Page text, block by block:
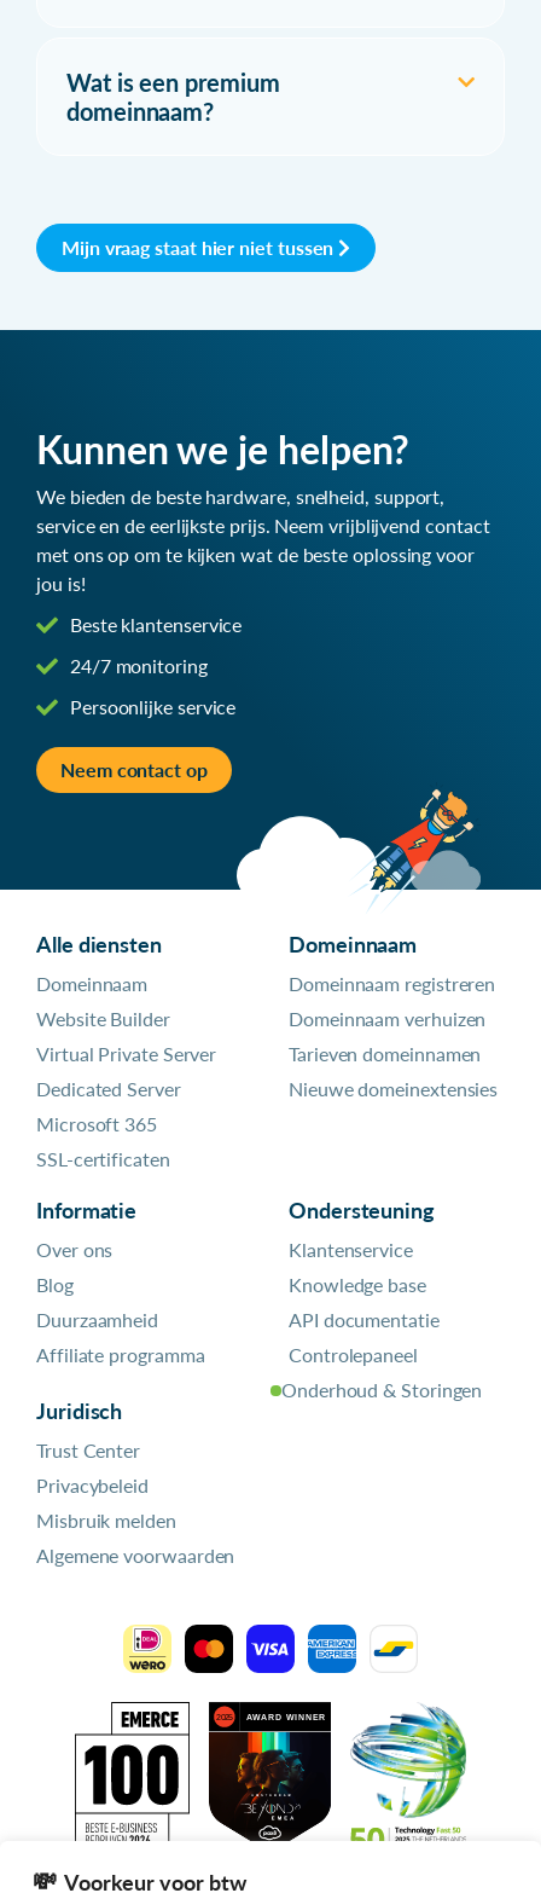
Wat is een premium
domeinnaam?
Mijn vraag staat hier niet tussen
Kunnen we je helpen?
We bieden de beste hardware, snelheid, support,
service en de eerlijkste prijs. Neem vrijblijvend contact
met ons op om te kijken wat de beste oplossing voor
jou is!
Beste klantenservice
24/7 monitoring
Persoonlijke service
Neem contact op
Alle diensten
Domeinnaam
Website Builder
Virtual Private Server
Dedicated Server
Microsoft 365
SSL-certificaten
Domeinnaam
Domeinnaam registreren
Domeinnaam verhuizen
Tarieven domeinnamen
Nieuwe domeinextensies
Informatie
Over ons
Blog
Duurzaamheid
Affiliate programma
Juridisch
Trust Center
Privacybeleid
Misbruik melden
Algemene voorwaarden
Ondersteuning
Klantenservice
Knowledge base
API documentatie
Controlepaneel
Onderhoud & Storingen
Voorkeur voor btw